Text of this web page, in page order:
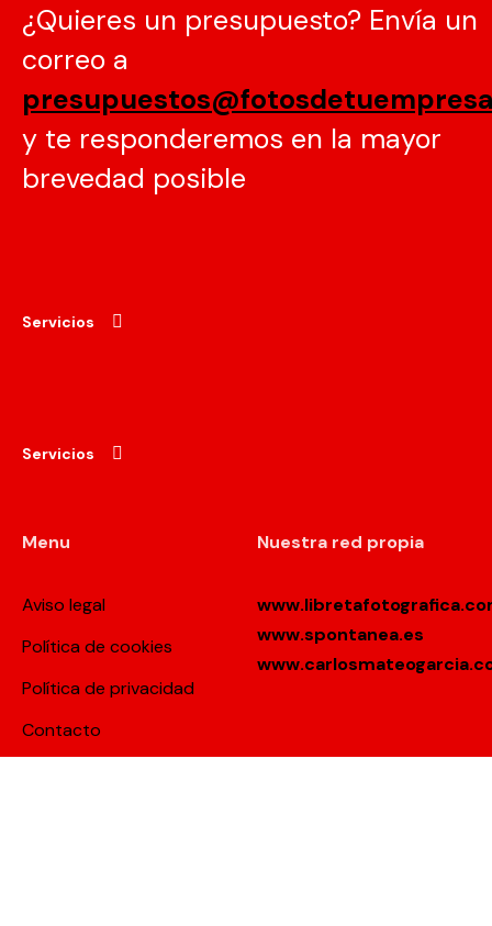
¿Quieres un presupuesto? Envía un
correo a
y te responderemos en la mayor
brevedad posible
Servicios
Servicios
Menu
Aviso legal
Política de cookies
Política de privacidad
Contacto
Nuestra red propia
www.spontanea.es